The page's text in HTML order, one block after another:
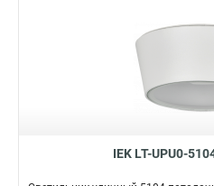
IEK LT-UPU0-